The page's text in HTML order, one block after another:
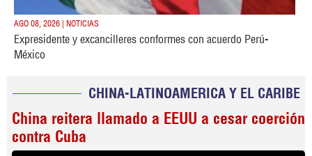
AGO 08, 2026 | NOTICIAS
Expresidente y excancilleres conformes con acuerdo Perú-
México
CHINA-LATINOAMERICA Y EL CARIBE
China reitera llamado a EEUU a cesar coerción
contra Cuba